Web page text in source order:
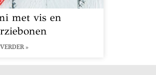
met vis en
»